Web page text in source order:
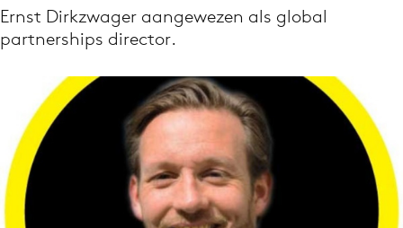
Nieuws app
Menu
Home
9 sept: GenAI-training
Ernst Dirkzwager aangewezen als global
partnerships director.